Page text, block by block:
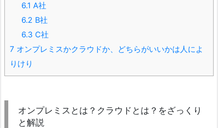
6.1 A社
6.2 B社
6.3 C社
7 オンプレミスかクラウドか、どちらがいいかは人によ
りけり
オンプレミスとは？クラウドとは？をざっくり
と解説